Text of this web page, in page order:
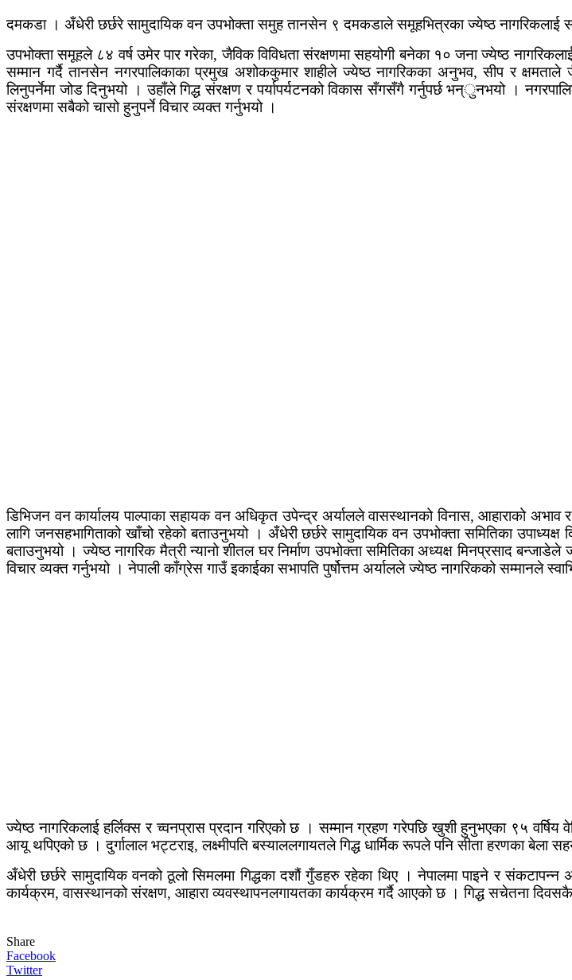
दमकडा । अँधेरी छर्छरे सामुदायिक वन उपभोक्ता समुह तानसेन ९ दमकडाले समूहभित्रका ज्येष्ठ नागरिकलाई
उपभोक्ता समूहले ८४ वर्ष उमेर पार गरेका, जैविक विविधता संरक्षणमा सहयोगी बनेका १० जना ज्येष्ठ
सम्मान गर्दै तानसेन नगरपालिकाका प्रमुख अशोककुमार शाहीले ज्येष्ठ नागरिकका अनुभव, सीप र
लिनुपर्नेमा जोड दिनुभयो । उहाँले गिद्ध संरक्षण र पर्यापर्यटनको विकास सँगसँगै गर्नुपर्छ भन्ुनभयो ।
संरक्षणमा सबैको चासो हुनुपर्ने विचार व्यक्त गर्नुभयो ।
डिभिजन वन कार्यालय पाल्पाका सहायक वन अधिकृत उपेन्द्र अर्यालले वासस्थानको विनास, आहाराको
लागि जनसहभागिताको खाँचो रहेको बताउनुभयो । अँधेरी छर्छरे सामुदायिक वन उपभोक्ता समितिका
बताउनुभयो । ज्येष्ठ नागरिक मैत्री न्यानो शीतल घर निर्माण उपभोक्ता समितिका अध्यक्ष मिनप्रसाद
विचार व्यक्त गर्नुभयो । नेपाली काँग्रेस गाउँ इकाईका सभापति पुर्षोत्तम अर्यालले ज्येष्ठ नागरिकको सम्मानले
ज्येष्ठ नागरिकलाई हर्लिक्स र च्वनप्रास प्रदान गरिएको छ । सम्मान ग्रहण गरेपछि खुशी हुनुभएका ९५
आयू थपिएको छ । दुर्गालाल भट्टराइ, लक्ष्मीपति बस्याललगायतले गिद्ध धार्मिक रूपले पनि सीता हरणका बेला
अँधेरी छर्छरे सामुदायिक वनको ठूलो सिमलमा गिद्धका दशौं गुँडहरु रहेका थिए । नेपालमा पाइने र
कार्यक्रम, वासस्थानको संरक्षण, आहारा व्यवस्थापनलगायतका कार्यक्रम गर्दै आएको छ । गिद्ध सचेतना
Share
Facebook
Twitter